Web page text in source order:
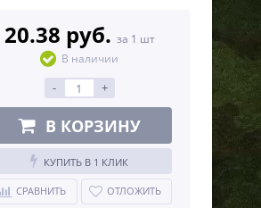
20.38 руб. за 1 шт
В наличии
- +
В КОРЗИНУ
КУПИТЬ В 1 КЛИК
СРАВНИТЬ ОТЛОЖИТЬ